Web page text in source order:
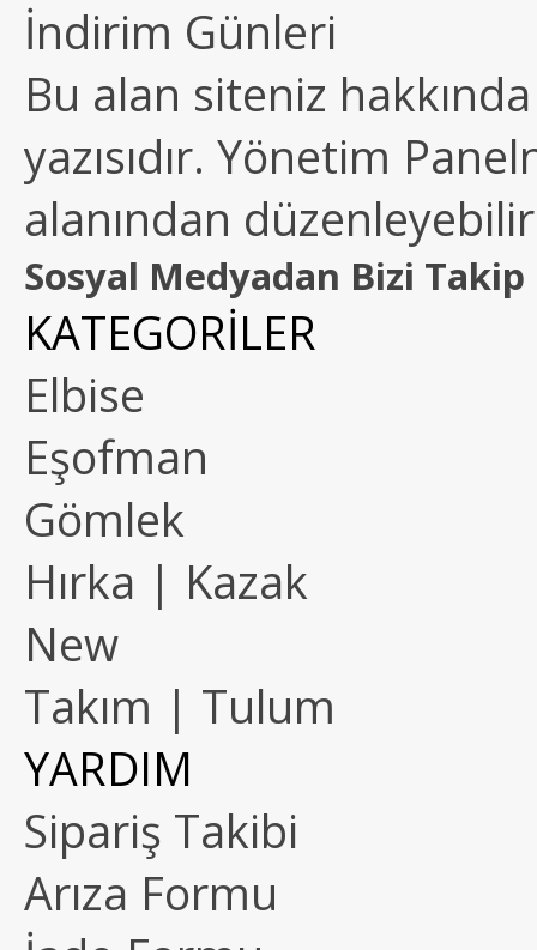
İndirim Günleri
Bu alan siteniz
yazısıdır. Yönetim
alanından
Sosyal Medyadan Bizi Takip
KATEGORİLER
Elbise
Eşofman
Gömlek
Hırka | Kazak
New
Takım | Tulum
YARDIM
Sipariş Takibi
Arıza Formu